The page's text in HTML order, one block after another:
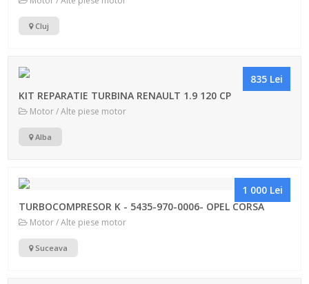
Cluj
835 Lei
KIT REPARATIE TURBINA RENAULT 1.9 120 CP
Motor / Alte piese motor
Alba
1 000 Lei
TURBOCOMPRESOR K - 5435-970-0006- OPEL CORSA
Motor / Alte piese motor
Suceava